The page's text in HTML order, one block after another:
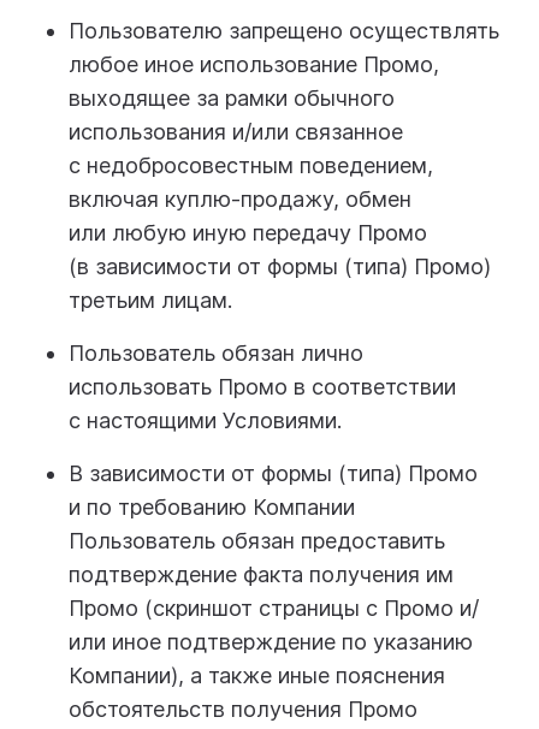
Пользователю запрещено осуществлять
любое иное использование Промо,
выходящее за рамки обычного
использования и/или связанное
с недобросовестным поведением,
включая куплю-продажу, обмен
или любую иную передачу Промо
(в зависимости от формы (типа) Промо)
третьим лицам.
Пользователь обязан лично
использовать Промо в соответствии
с настоящими Условиями.
В зависимости от формы (типа) Промо
и по требованию Компании
Пользователь обязан предоставить
подтверждение факта получения им
Промо (скриншот страницы с Промо и/
или иное подтверждение по указанию
Компании), а также иные пояснения
обстоятельств получения Промо